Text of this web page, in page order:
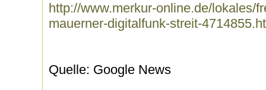
http://www.merkur-online.de/lokales/
mauerner-digitalfunk-streit-
Quelle: Google News